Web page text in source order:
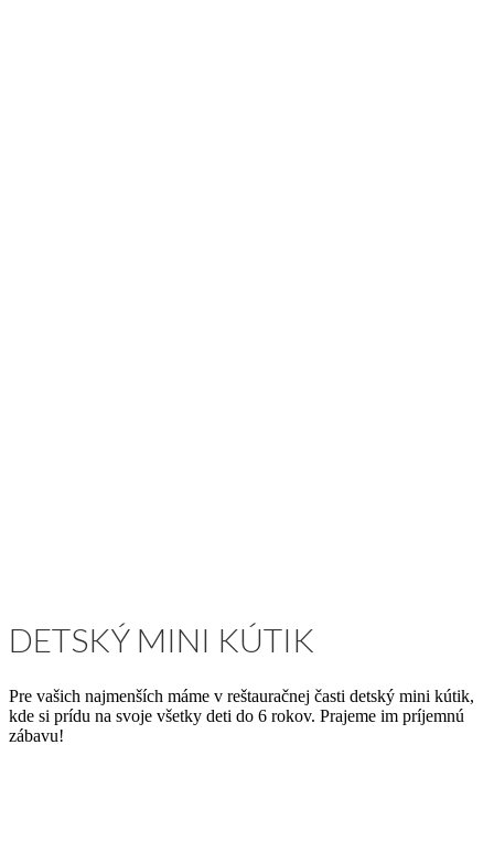
DETSKÝ MINI KÚTIK
Pre vašich najmenších máme v reštauračnej časti detský mini kútik,
kde si prídu na svoje všetky deti do 6 rokov. Prajeme im príjemnú
zábavu!